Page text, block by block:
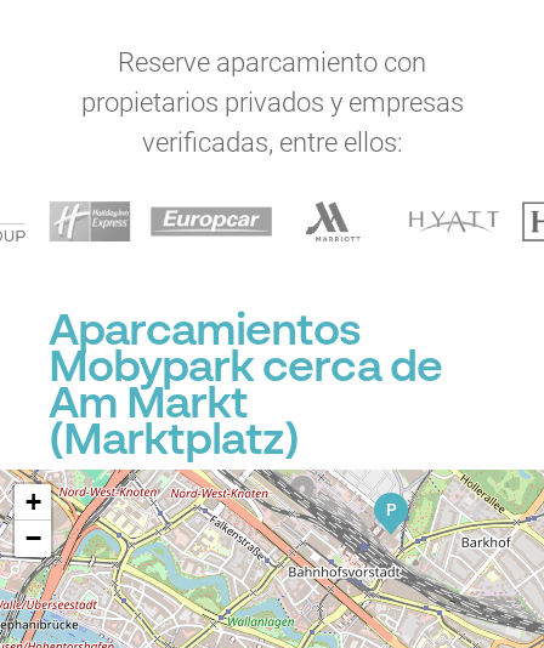
Reserve aparcamiento con
propietarios privados y empresas
verificadas, entre ellos:
Aparcamientos
Mobypark cerca de
Am Markt
(Marktplatz)
P
+
−